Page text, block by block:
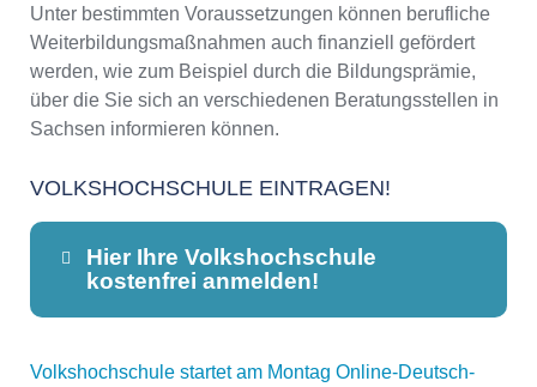
Unter bestimmten Voraussetzungen können berufliche
Weiterbildungsmaßnahmen auch finanziell gefördert
werden, wie zum Beispiel durch die Bildungsprämie,
über die Sie sich an verschiedenen Beratungsstellen in
Sachsen informieren können.
VOLKSHOCHSCHULE EINTRAGEN!
Hier Ihre Volkshochschule
kostenfrei anmelden!
Dieser Teil dient lediglich zur
Volkshochschule startet am Montag Online-Deutsch-